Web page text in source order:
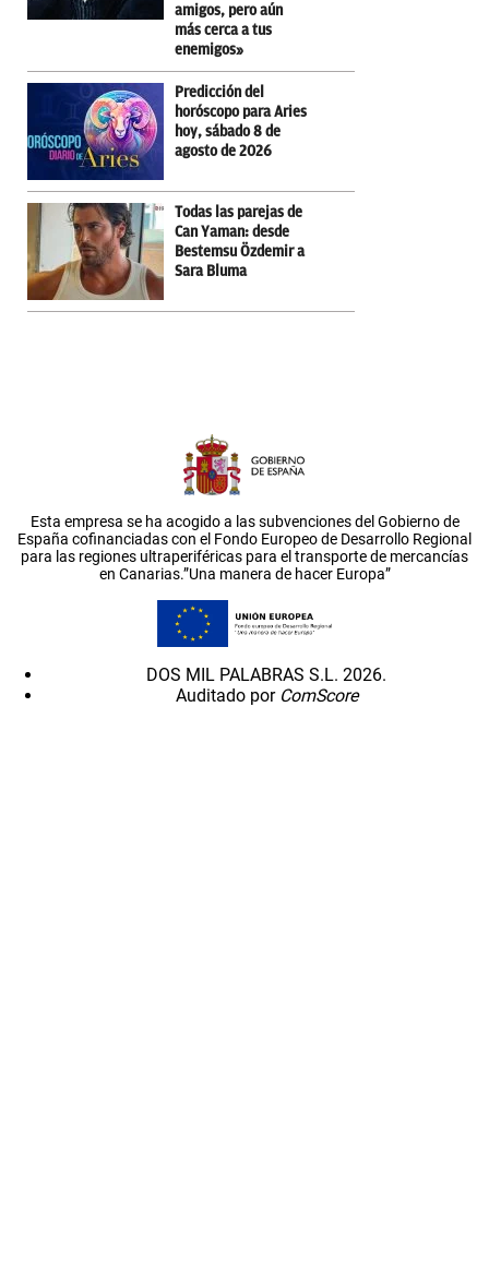
amigos, pero aún
más cerca a tus
enemigos»
Predicción del
horóscopo para Aries
hoy, sábado 8 de
agosto de 2026
Todas las parejas de
Can Yaman: desde
Bestemsu Özdemir a
Sara Bluma
Esta empresa se ha acogido a las subvenciones del Gobierno de
España cofinanciadas con el Fondo Europeo de Desarrollo Regional
para las regiones ultraperiféricas para el transporte de mercancías
en Canarias.”Una manera de hacer Europa”
DOS MIL PALABRAS S.L. 2026.
Auditado por ComScore